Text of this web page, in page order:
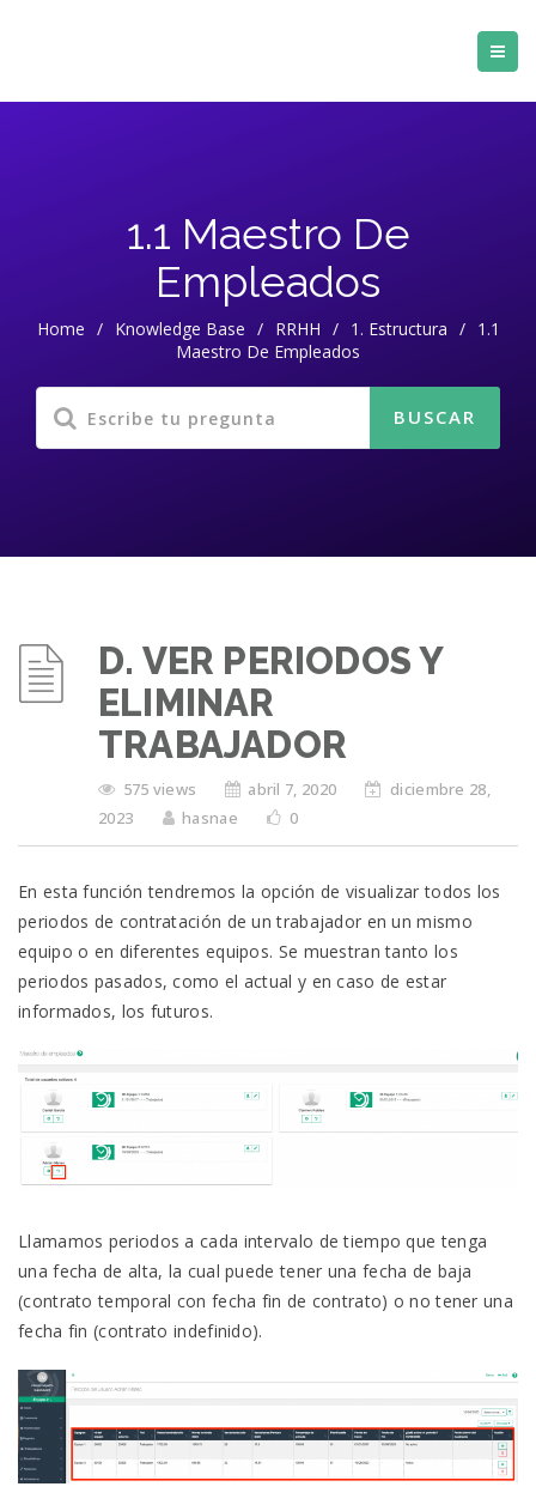
1.1 Maestro De
Empleados
Home / Knowledge Base / RRHH / 1. Estructura /
1.1
Maestro De Empleados
D. VER PERIODOS Y
ELIMINAR
TRABAJADOR
575 views abril 7, 2020
diciembre 28,
2023
hasnae 0
En esta función tendremos la opción de visualizar todos los
periodos de contratación de un trabajador en un mismo
equipo o en diferentes equipos. Se muestran tanto los
periodos pasados, como el actual y en caso de estar
informados, los futuros.
Llamamos periodos a cada intervalo de tiempo que tenga
una fecha de alta, la cual puede tener una fecha de baja
(contrato temporal con fecha fin de contrato) o no tener una
fecha fin (contrato indefinido).